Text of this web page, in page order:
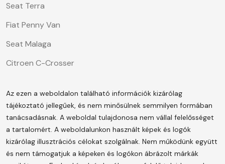
Seat Terra
Fiat Penny Van
Seat Malaga
Citroen C-Crosser
Az ezen a weboldalon található információk kizárólag
tájékoztató jellegűek, és nem minősülnek semmilyen formában
tanácsadásnak. A weboldal tulajdonosa nem vállal felelősséget
a tartalomért. A weboldalunkon használt képek és logók
kizárólag illusztrációs célokat szolgálnak. Nem működünk együtt
és nem támogatjuk a képeken és logókon ábrázolt márkák